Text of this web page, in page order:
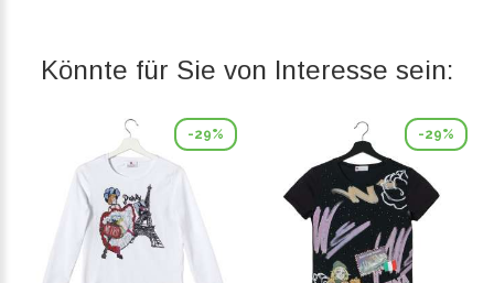
Könnte für Sie von Interesse sein:
-29% -29%